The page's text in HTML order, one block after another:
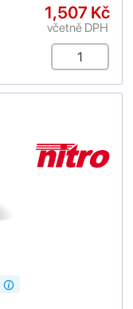
1,507 Kč
včetně DPH